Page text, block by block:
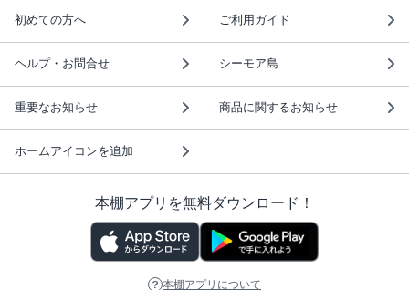
初めての方へ ご利用ガイド
ヘルプ・お問合せ シーモア島
重要なお知らせ 商品に関するお知らせ
ホームアイコンを追加
本棚アプリを無料ダウンロード！
本棚アプリについて